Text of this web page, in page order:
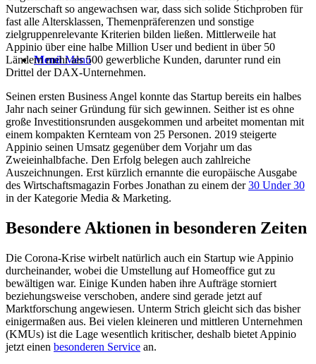
Menü Menü
Nutzerschaft so angewachsen war, dass sich solide Stichproben für
fast alle Altersklassen, Themenpräferenzen und sonstige
zielgruppenrelevante Kriterien bilden ließen. Mittlerweile hat
Appinio über eine halbe Million User und bedient in über 50
Ländern mehr als 500 gewerbliche Kunden, darunter rund ein
Drittel der DAX-Unternehmen.
Seinen ersten Business Angel konnte das Startup bereits ein halbes
Jahr nach seiner Gründung für sich gewinnen. Seither ist es ohne
große Investitionsrunden ausgekommen und arbeitet momentan mit
einem kompakten Kernteam von 25 Personen. 2019 steigerte
Appinio seinen Umsatz gegenüber dem Vorjahr um das
Zweieinhalbfache. Den Erfolg belegen auch zahlreiche
Auszeichnungen. Erst kürzlich ernannte die europäische Ausgabe
des Wirtschaftsmagazin Forbes Jonathan zu einem der30 Under 30
in der Kategorie Media & Marketing.
Besondere Aktionen in besonderen Zeiten
Die Corona-Krise wirbelt natürlich auch ein Startup wie Appinio
durcheinander, wobei die Umstellung auf Homeoffice gut zu
bewältigen war. Einige Kunden haben ihre Aufträge storniert
beziehungsweise verschoben, andere sind gerade jetzt auf
Marktforschung angewiesen. Unterm Strich gleicht sich das bisher
einigermaßen aus. Bei vielen kleineren und mittleren Unternehmen
(KMUs) ist die Lage wesentlich kritischer, deshalb bietet Appinio
jetzt einen besonderen Service an.